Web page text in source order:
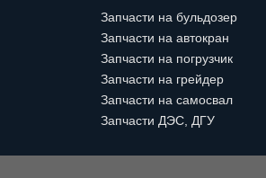
Запчасти на бульдозер
Запчасти на автокран
Запчасти на погрузчик
Запчасти на грейдер
Запчасти на самосвал
Запчасти ДЭС, ДГУ